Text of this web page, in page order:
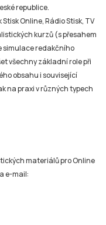
republice.
Online, Rádio Stisk, TV
kurzů (s přesahem
simulace redakčního
všechny základní role při
obsahu i související
na praxi v různých typech
materiálů pro Online
e-mail: